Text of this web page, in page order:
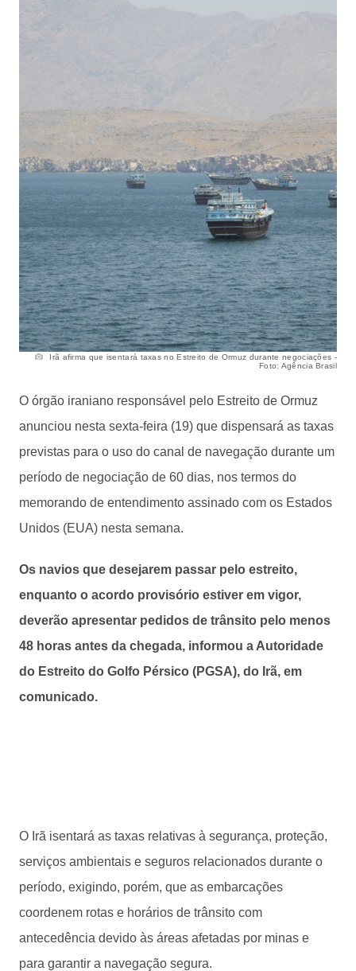
Irã afirma que isentará taxas no Estreito de Ormuz durante negociações -
Foto: Agência Brasil
O órgão iraniano responsável pelo Estreito de Ormuz
anunciou nesta sexta-feira (19) que dispensará as taxas
previstas para o uso do canal de navegação durante um
período de negociação de 60 dias, nos termos do
memorando de entendimento assinado com os Estados
Unidos (EUA) nesta semana.
Os navios que desejarem passar pelo estreito,
enquanto o acordo provisório estiver em vigor,
deverão apresentar pedidos de trânsito pelo menos
48 horas antes da chegada, informou a Autoridade
do Estreito do Golfo Pérsico (PGSA), do Irã, em
comunicado.
O Irã isentará as taxas relativas à segurança, proteção,
serviços ambientais e seguros relacionados durante o
período, exigindo, porém, que as embarcações
coordenem rotas e horários de trânsito com
antecedência devido às áreas afetadas por minas e
para garantir a navegação segura.